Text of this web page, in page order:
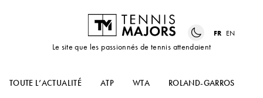
Le site que les passionnés de tennis attendaient
FR EN
TOUTE L’ACTUALITÉ ATP WTA ROLAND-GARROS